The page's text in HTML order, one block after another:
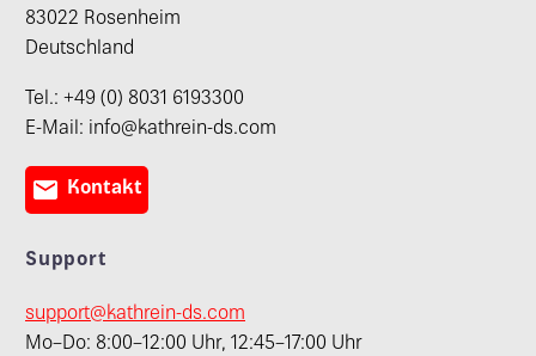
83022 Rosenheim
Deutschland
Tel.: +49 (0) 8031 6193300
E-Mail: info@kathrein-ds.com
 Kontakt
Support
support@kathrein-ds.com
Mo–Do: 8:00–12:00 Uhr, 12:45–17:00 Uhr